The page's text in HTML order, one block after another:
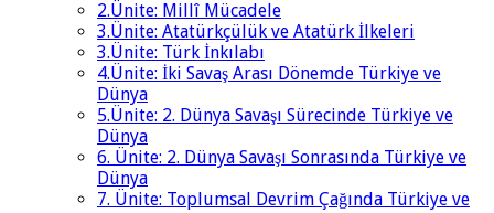
2.Ünite: Millî Mücadele
3.Ünite: Atatürkçülük ve Atatürk İlkeleri
3.Ünite: Türk İnkılabı
4.Ünite: İki Savaş Arası Dönemde Türkiye ve
Dünya
5.Ünite: 2. Dünya Savaşı Sürecinde Türkiye ve
Dünya
6. Ünite: 2. Dünya Savaşı Sonrasında Türkiye ve
Dünya
7. Ünite: Toplumsal Devrim Çağında Türkiye ve